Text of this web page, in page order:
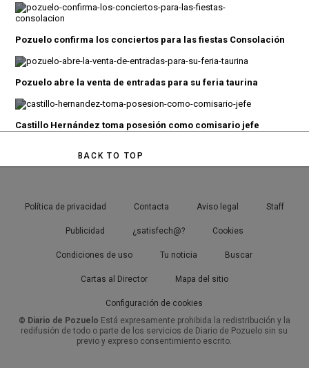
Pozuelo confirma los conciertos para las fiestas Consolación
Pozuelo abre la venta de entradas para su feria taurina
Castillo Hernández toma posesión como comisario jefe
BACK TO TOP
Política de privacidad Contacta Aviso legal Staff
Publicidad ¿satisfech@? Cookies
Condiciones de uso Tu noticia Buscar
Cartas al Director Mapa del sitio
Configuración de cookies
© Diario de Pozuelo Está expresamente prohibida la redistribución y la
redifusión de todo o parte de los servicios de Diario de Pozuelo sin su
previo y expreso consentimiento escrito.